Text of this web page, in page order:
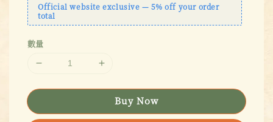
Official website exclusive — 5% off your order
total
數量
Buy Now